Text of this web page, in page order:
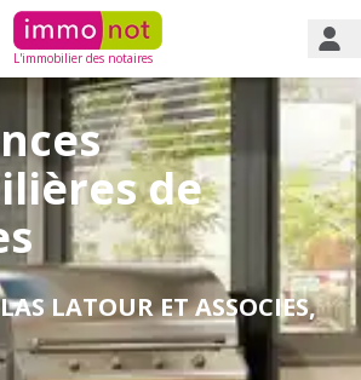
L'immobilier des notaires
de
LATOUR ET ASSOCIES,